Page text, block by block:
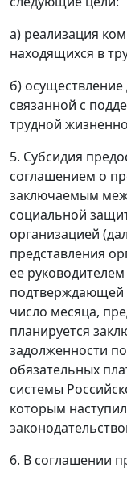
а) реализация
находящихся в
б)
связанной с
трудной
5. Субсидия
соглашением о
заключаемым
социальной
организацией
представления
ее
подтверждающей
число месяца,
планируется
задолженности
обязательных
системы
которым
6. В соглашении